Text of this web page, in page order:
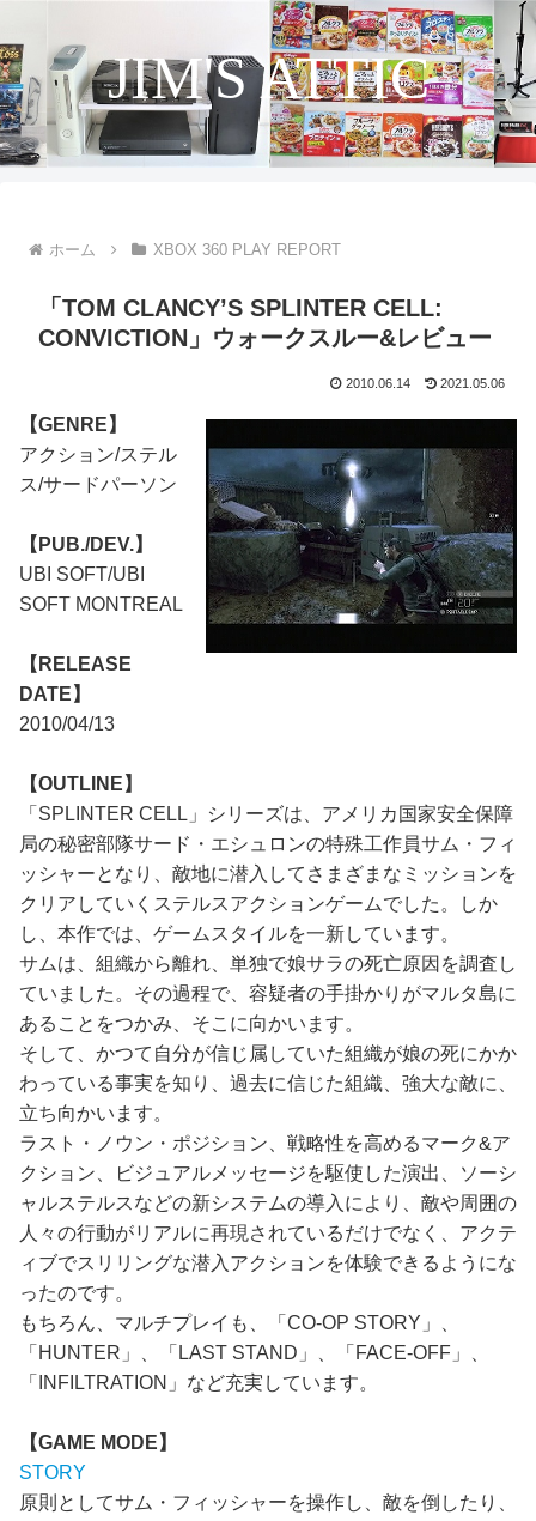
JIM'S ATTIC
ホーム XBOX 360 PLAY REPORT
「TOM CLANCY’S SPLINTER CELL:
CONVICTION」ウォークスルー&レビュー
2010.06.14 2021.05.06
【GENRE】
アクション/ステル
ス/サードパーソン
【PUB./DEV.】
UBI SOFT/UBI
SOFT MONTREAL
【RELEASE
DATE】
2010/04/13
【OUTLINE】
「SPLINTER CELL」シリーズは、アメリカ国家安全保障
局の秘密部隊サード・エシュロンの特殊工作員サム・フィ
ッシャーとなり、敵地に潜入してさまざまなミッションを
クリアしていくステルスアクションゲームでした。しか
し、本作では、ゲームスタイルを一新しています。
サムは、組織から離れ、単独で娘サラの死亡原因を調査し
ていました。その過程で、容疑者の手掛かりがマルタ島に
あることをつかみ、そこに向かいます。
そして、かつて自分が信じ属していた組織が娘の死にかか
わっている事実を知り、過去に信じた組織、強大な敵に、
立ち向かいます。
ラスト・ノウン・ポジション、戦略性を高めるマーク&ア
クション、ビジュアルメッセージを駆使した演出、ソーシ
ャルステルスなどの新システムの導入により、敵や周囲の
人々の行動がリアルに再現されているだけでなく、アクテ
ィブでスリリングな潜入アクションを体験できるようにな
ったのです。
もちろん、マルチプレイも、「CO-OP STORY」、
「HUNTER」、「LAST STAND」、「FACE-OFF」、
「INFILTRATION」など充実しています。
【GAME MODE】
STORY
原則としてサム・フィッシャーを操作し、敵を倒したり、